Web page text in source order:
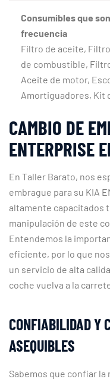
Consumibles que
frecuencia
Filtro de aceite,
de combustible,
Aceite de motor,
Amortiguadores, Kit
CAMBIO DE
ENTERPRISE
En Taller Barato, nos
embrague para su KIA
altamente capacitados
manipulación de este
Entendemos la
eficiente, por lo que
un servicio de alta
coche vuelva a la
CONFIABILIDAD Y
ASEQUIBLES
Sabemos que confiar la